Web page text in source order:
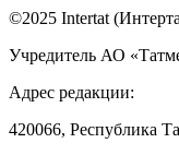
©2025 Intertat
Учредитель АО
Адрес редакции:
420066, Республика